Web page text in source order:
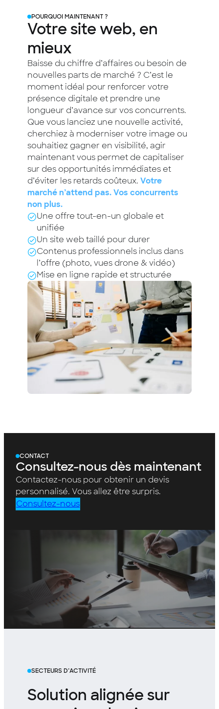
POURQUOI MAINTENANT ?
Votre site web, en
mieux
Baisse du chiffre d’affaires ou besoin de
nouvelles parts de marché ? C’est le
moment idéal pour renforcer votre
présence digitale et prendre une
longueur d’avance sur vos concurrents.
Que vous lanciez une nouvelle activité,
cherchiez à moderniser votre image ou
souhaitiez gagner en visibilité, agir
maintenant vous permet de capitaliser
sur des opportunités immédiates et
d’éviter les retards coûteux. Votre
marché n’attend pas. Vos concurrents
non plus.
Une offre tout-en-un globale et
unifiée
Un site web taillé pour durer
Contenus professionnels inclus dans
l’offre (photo, vues drone & vidéo)
Mise en ligne rapide et structurée
CONTACT
Consultez-nous dès maintenant
Contactez-nous pour obtenir un devis
personnalisé. Vous allez être surpris.
Consultez-nous
SECTEURS D’ACTIVITÉ
Solution alignée sur